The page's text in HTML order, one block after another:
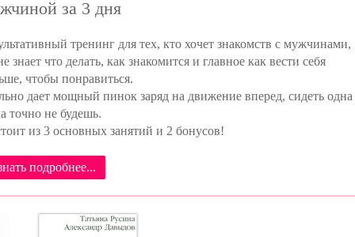
за 3 дня
тренинг для тех, кто хочет знакомств с мужчинами,
знает что делать, как знакомится и главное как вести себя
чтобы понравиться.
дает мощный пинок заряд на движение вперед, сидеть одна
точно не будешь.
из 3 основных занятий и 2 бонусов!
подробнее...